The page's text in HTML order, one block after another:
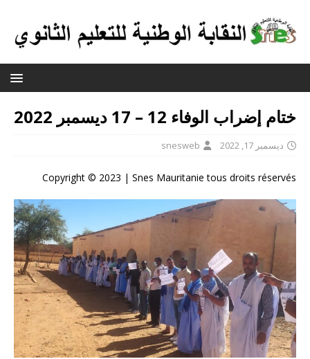
ختام إضراب الوفاء 12 – 17 ديسمبر 2022
ديسمبر 17, 2022 snesweb
Copyright © 2023 | Snes Mauritanie tous droits réservés